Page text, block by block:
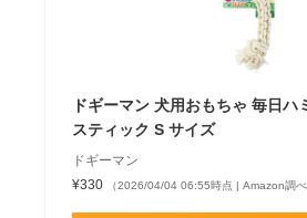
ドギーマン 犬用おもちゃ 毎日ハ
スティック S サイズ
ドギーマン
¥330
（2026/04/04 06:55時点 | Amazon調べ